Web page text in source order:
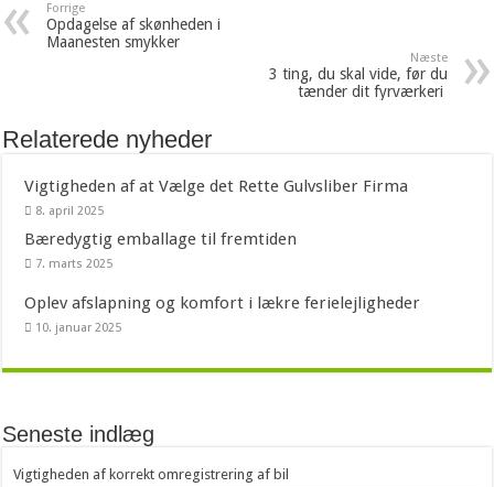
Forrige
Opdagelse af skønheden i
Maanesten smykker
Næste
3 ting, du skal vide, før du
tænder dit fyrværkeri
Relaterede nyheder
Vigtigheden af at Vælge det Rette Gulvsliber Firma
8. april 2025
Bæredygtig emballage til fremtiden
7. marts 2025
Oplev afslapning og komfort i lækre ferielejligheder
10. januar 2025
Seneste indlæg
Vigtigheden af korrekt omregistrering af bil